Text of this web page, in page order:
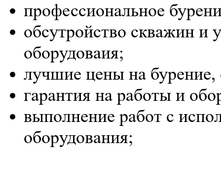
профессиональное
обсутройство скважин и
оборудоваия;
лучшие цены на бурение,
гарантия на работы и
выполнение работ с
оборудования;